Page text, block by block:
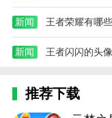
新闻 王者荣耀有哪
新闻
推荐下载